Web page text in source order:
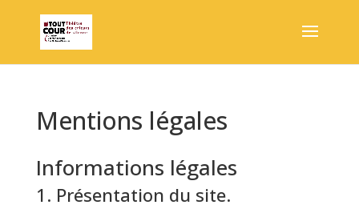
Mentions légales
Informations légales
1. Présentation du site.